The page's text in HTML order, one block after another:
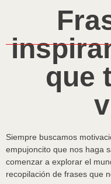
que
Siempre buscamos
empujoncito que nos haga
comenzar a explorar el
recopilación de frases que